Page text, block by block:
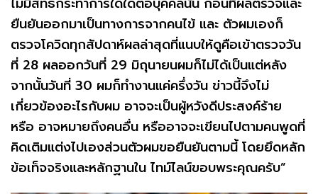
ยืนยันออกมาเป็นทางการจากคนไข้ และ ตัวผมเองก็
ตรวจโควิดทุกสัปดาห์ผลล่าสุดที่แนบให้ดูคือเข้าตรวจวัน
ที่ 28 ผลออกวันที่ 29 มิถุนายนผมก็ไม่ได้เป็นแต่หลัง
จากนั้นวันที่ 30 ผมก็ทำงานแค่ครึ่งวัน ข่าวนี้จึงไม่
เกี่ยวข้องอะไรกับผม อาจจะเป็นผู้หวังดีประสงค์ร้าย
หรือ อาจหมายถึงคนอื่น หรืออาจจะเขียนไปตามคนพูดที่
คิดเติมแต่งไปเองส่วนตัวผมขอยืนยันตามนี้ โดยยึดหลัก
ข้อเท็จจริงและหลักฐานใน ไทม์ไลน์ขอบพระคุณครับ”